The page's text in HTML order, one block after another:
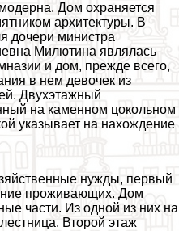
Дом охраняется
архитектуры. В
дочери министра
Милютина являлась
и дом, прежде всего,
в нем девочек из
Двухэтажный
на каменном цокольном
указывает на нахождение
нужды, первый
проживающих. Дом
части. Из одной из них на
Второй этаж